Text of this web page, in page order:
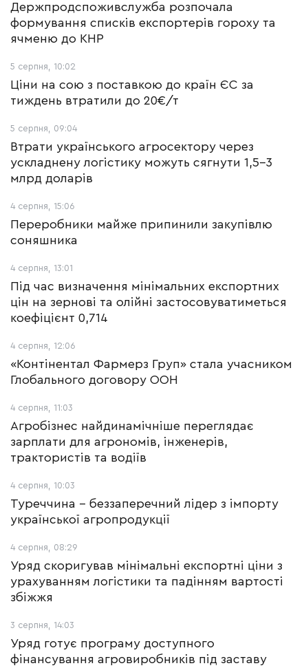
Держпродспоживслужба розпочала
формування списків експортерів гороху та
ячменю до КНР
5 серпня, 10:02
Ціни на сою з поставкою до країн ЄС за
тиждень втратили до 20€/т
5 серпня, 09:04
Втрати українського агросектору через
ускладнену логістику можуть сягнути 1,5-3
млрд доларів
4 серпня, 15:06
Переробники майже припинили закупівлю
соняшника
4 серпня, 13:01
Під час визначення мінімальних експортних
цін на зернові та олійні застосовуватиметься
коефіцієнт 0,714
4 серпня, 12:06
«Контінентал Фармерз Груп» стала учасником
Глобального договору ООН
4 серпня, 11:03
Агробізнес найдинамічніше переглядає
зарплати для агрономів, інженерів,
трактористів та водіїв
4 серпня, 10:03
Туреччина – беззаперечний лідер з імпорту
української агропродукції
4 серпня, 08:29
Уряд скоригував мінімальні експортні ціни з
урахуванням логістики та падінням вартості
збіжжя
3 серпня, 14:03
Уряд готує програму доступного
фінансування агровиробників під заставу